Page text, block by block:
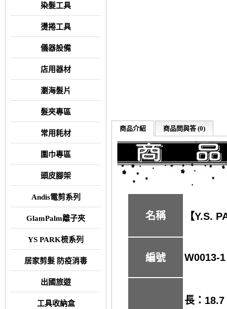
染髮工具
燙捲工具
儀器設備
店用器材
瀏海髮片
髮夾專區
常用耗材
圍巾專區
頭皮腳架
Andis電剪系列
GlamPalm離子夾
YS PARK梳系列
居家剪髮 防疫消毒
出國旅遊
工具收納盒
商品介紹 商品問與答 (0)
名稱 【Y.S.
編號 W0013-1
長：